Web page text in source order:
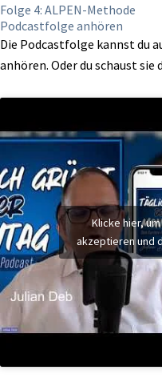
Folge 4: ALPEN-Methode
Podcastfolge anhören
Die Podcastfolge kannst du
anhören. Oder du schaust sie
Klicke hier,
akzeptieren und